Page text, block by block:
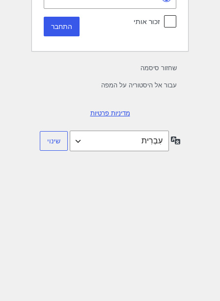
זכור אותי
שחזור סיסמה
עבור אל היסטוריה על המפה
מדיניות פרטיות
שפה